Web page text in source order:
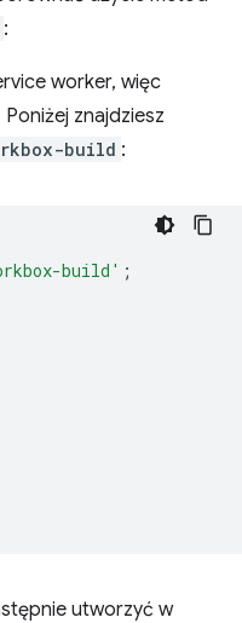
:
worker, więc
znajdziesz
build :
build' ;
utworzyć w